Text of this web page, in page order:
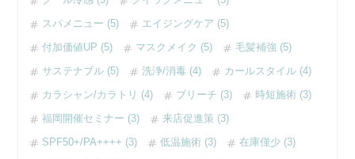
スパメニュー (5)
エイジングケア (5)
付加価値UP (5)
マスクメイク (5)
毛髪補強 (5)
サステナブル (5)
洗浄/消毒 (4)
カールスタイル (4)
カラシャン/カラトリ (4)
ブリーチ (3)
時短施術 (3)
福岡開催セミナー (3)
来店促進策 (3)
SPF50+/PA++++ (3)
低温施術 (3)
在庫僅少 (3)